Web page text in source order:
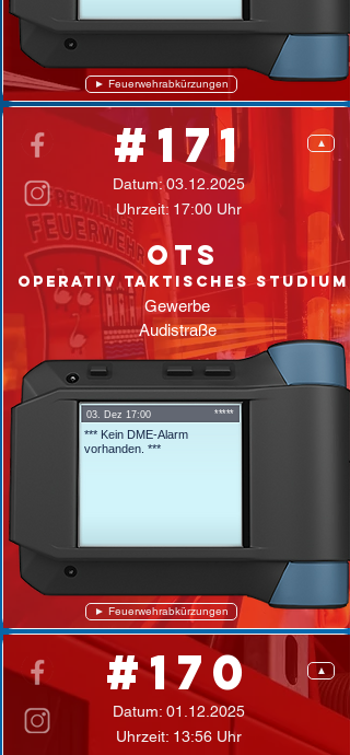
► Feuerwehrabkürzungen
#171
Datum:03.12.2025
Uhrzeit: 17:00 Uhr
▲
OTS
oPerativ taktisches studium
Gewerbe
Audistraße
*****
*** Kein DME-Alarm
vorhanden. ***
03. Dez 17:00
► Feuerwehrabkürzungen
#170
Datum: 01.12.2025
Uhrzeit: 13:56 Uhr
▲